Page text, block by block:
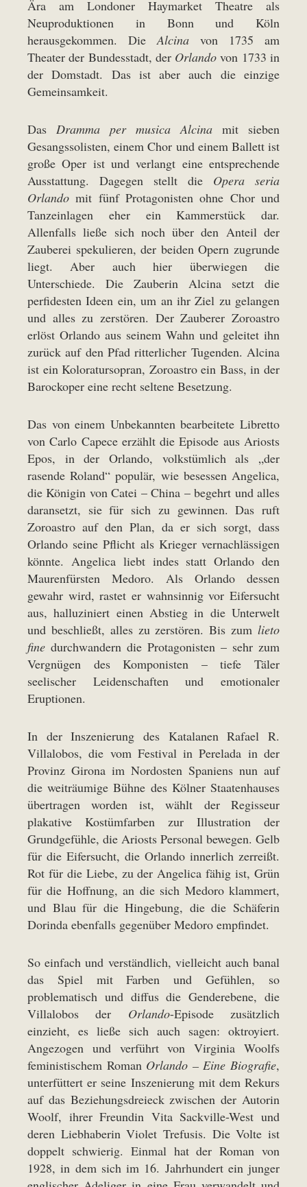
Ära am Londoner Haymarket Theatre als
Neuproduktionen in Bonn und Köln
herausgekommen. DieAlcina von 1735 am
Theater der Bundesstadt, der Orlando von 1733 in
der Domstadt. Das ist aber auch die einzige
Gemeinsamkeit.
Das Dramma per musica Alcina mit sieben
Gesangssolisten, einem Chor und einem Ballett ist
große Oper ist und verlangt eine entsprechende
Ausstattung. Dagegen stellt die Opera seria
Orlando mit fünf Protagonisten ohne Chor und
Tanzeinlagen eher ein Kammerstück dar.
Allenfalls ließe sich noch über den Anteil der
Zauberei spekulieren, der beiden Opern zugrunde
liegt. Aber auch hier überwiegen die
Unterschiede. Die Zauberin Alcina setzt die
perfidesten Ideen ein, um an ihr Ziel zu gelangen
und alles zu zerstören. Der Zauberer Zoroastro
erlöst Orlando aus seinem Wahn und geleitet ihn
zurück auf den Pfad ritterlicher Tugenden. Alcina
ist ein Koloratursopran, Zoroastro ein Bass, in der
Barockoper eine recht seltene Besetzung.
Das von einem Unbekannten bearbeitete Libretto
von Carlo Capece erzählt die Episode aus Ariosts
Epos, in der Orlando, volkstümlich als „der
rasende Roland“ populär, wie besessen Angelica,
die Königin von Catei – China – begehrt und alles
daransetzt, sie für sich zu gewinnen. Das ruft
Zoroastro auf den Plan, da er sich sorgt, dass
Orlando seine Pflicht als Krieger vernachlässigen
könnte. Angelica liebt indes statt Orlando den
Maurenfürsten Medoro. Als Orlando dessen
gewahr wird, rastet er wahnsinnig vor Eifersucht
aus, halluziniert einen Abstieg in die Unterwelt
und beschließt, alles zu zerstören. Bis zum lieto
fine durchwandern die Protagonisten – sehr zum
Vergnügen des Komponisten – tiefe Täler
seelischer Leidenschaften und emotionaler
Eruptionen.
In der Inszenierung des Katalanen Rafael R.
Villalobos, die vom Festival in Perelada in der
Provinz Girona im Nordosten Spaniens nun auf
die weiträumige Bühne des Kölner Staatenhauses
übertragen worden ist, wählt der Regisseur
plakative Kostümfarben zur Illustration der
Grundgefühle, die Ariosts Personal bewegen. Gelb
für die Eifersucht, die Orlando innerlich zerreißt.
Rot für die Liebe, zu der Angelica fähig ist, Grün
für die Hoffnung, an die sich Medoro klammert,
und Blau für die Hingebung, die die Schäferin
Dorinda ebenfalls gegenüber Medoro empfindet.
So einfach und verständlich, vielleicht auch banal
das Spiel mit Farben und Gefühlen, so
problematisch und diffus die Genderebene, die
Villalobos der Orlando-Episode zusätzlich
einzieht, es ließe sich auch sagen: oktroyiert.
Angezogen und verführt von Virginia Woolfs
feministischem Roman Orlando – Eine Biografie,
unterfüttert er seine Inszenierung mit dem Rekurs
auf das Beziehungsdreieck zwischen der Autorin
Woolf, ihrer Freundin Vita Sackville-West und
deren Liebhaberin Violet Trefusis. Die Volte ist
doppelt schwierig. Einmal hat der Roman von
1928, in dem sich im 16. Jahrhundert ein junger